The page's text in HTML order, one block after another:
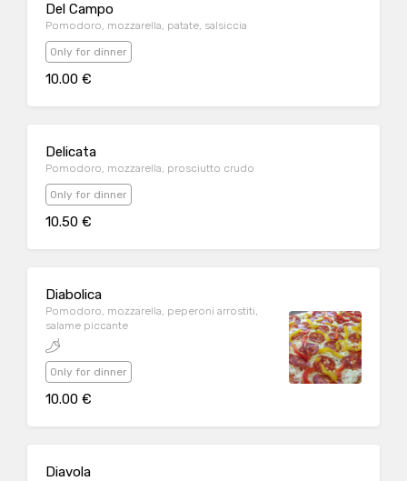
Del Campo
Pomodoro, mozzarella, patate, salsiccia
Only for dinner
10.00 €
Delicata
Pomodoro, mozzarella, prosciutto crudo
Only for dinner
10.50 €
Diabolica
Pomodoro, mozzarella, peperoni arrostiti,
salame piccante
Only for dinner
10.00 €
Diavola